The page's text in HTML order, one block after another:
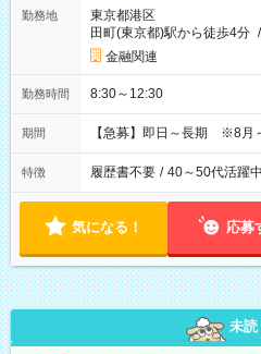
勤務地
東京都港区
田町(東京都)駅から徒歩4分 /
金融関連
勤務時間 8:30～12:30
期間 【急募】即日～長期 ※8月
特徴 履歴書不要 / 40～50代活躍中
気になる！ 応募
未読